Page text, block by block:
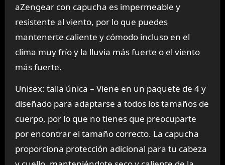
aZengear con capucha es impermeable y
resistente al viento, por lo que puedes
mantenerte caliente y cómodo incluso en el
clima muy frío y la lluvia más fuerte o el viento
más fuerte.
Unisex: talla única – Viene en un paquete de 4 y
diseñado para adaptarse a todos los tamaños de
cuerpo, por lo que no tienes que preocuparte
por encontrar el tamaño correcto. La capucha
proporciona protección adicional para tu cabeza